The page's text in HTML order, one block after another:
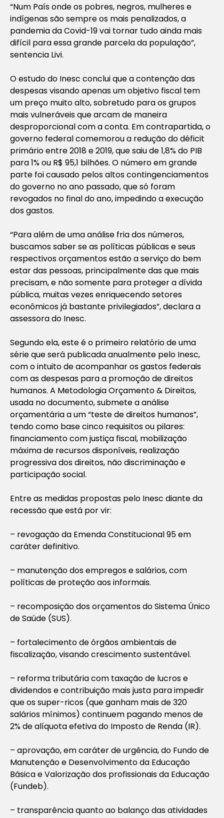
“Num País onde os pobres, negros, mulheres e
indígenas são sempre os mais penalizados, a
pandemia da Covid-19 vai tornar tudo ainda mais
difícil para essa grande parcela da população”,
sentencia Livi.
O estudo do Inesc conclui que a contenção das
despesas visando apenas um objetivo fiscal tem
um preço muito alto, sobretudo para os grupos
mais vulneráveis que arcam de maneira
desproporcional com a conta. Em contrapartida, o
governo federal comemorou a redução do déficit
primário entre 2018 e 2019, que saiu de 1,8% do PIB
para 1% ou R$ 95,1 bilhões. O número em grande
parte foi causado pelos altos contingenciamentos
do governo no ano passado, que só foram
revogados no final do ano, impedindo a execução
dos gastos.
“Para além de uma análise fria dos números,
buscamos saber se as políticas públicas e seus
respectivos orçamentos estão a serviço do bem
estar das pessoas, principalmente das que mais
precisam, e não somente para proteger a dívida
pública, muitas vezes enriquecendo setores
econômicos já bastante privilegiados”, declara a
assessora do Inesc.
Segundo ela, este é o primeiro relatório de uma
série que será publicada anualmente pelo Inesc,
com o intuito de acompanhar os gastos federais
com as despesas para a promoção de direitos
humanos. A Metodologia Orçamento & Direitos,
usada no documento, submete a análise
orçamentária a um “teste de direitos humanos”,
tendo como base cinco requisitos ou pilares:
financiamento com justiça fiscal, mobilização
máxima de recursos disponíveis, realização
progressiva dos direitos, não discriminação e
participação social.
Entre as medidas propostas pelo Inesc diante da
recessão que está por vir:
– revogação da Emenda Constitucional 95 em
caráter definitivo.
– manutenção dos empregos e salários, com
políticas de proteção aos informais.
– recomposição dos orçamentos do Sistema Único
de Saúde (SUS).
– fortalecimento de órgãos ambientais de
fiscalização, visando crescimento sustentável.
– reforma tributária com taxação de lucros e
dividendos e contribuição mais justa para impedir
que os super-ricos (que ganham mais de 320
salários mínimos) continuem pagando menos de
2% de alíquota efetiva do Imposto de Renda (IR).
– aprovação, em caráter de urgência, do Fundo de
Manutenção e Desenvolvimento da Educação
Básica e Valorização dos profissionais da Educação
(Fundeb).
– transparência quanto ao balanço das atividades